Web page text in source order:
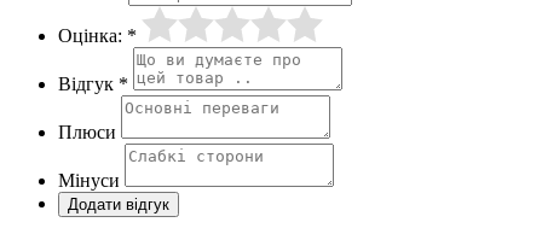
Оцінка: *
Відгук *
Плюси
Мінуси